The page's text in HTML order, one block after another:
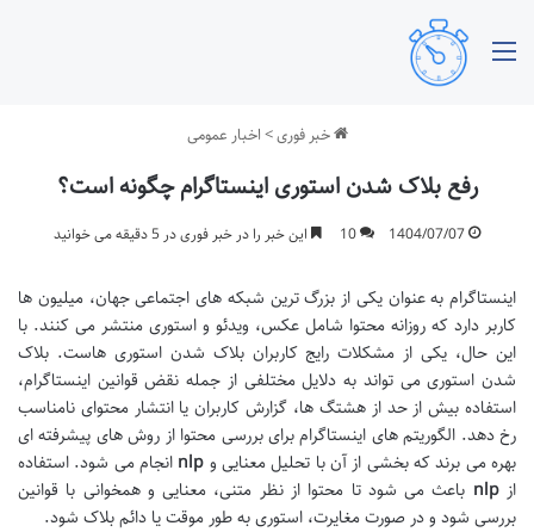
خبر فوری> اخبار عمومی
رفع بلاک شدن استوری اینستاگرام چگونه است؟
1404/07/07
10 این خبر را در خبر فوری در 5 دقیقه می خوانید
اینستاگرام به عنوان یکی از بزرگ ترین شبکه های اجتماعی جهان، میلیون ها
کاربر دارد که روزانه محتوا شامل عکس، ویدئو و استوری منتشر می کنند. با
این حال، یکی از مشکلات رایج کاربران بلاک شدن استوری هاست. بلاک
شدن استوری می تواند به دلایل مختلفی از جمله نقض قوانین اینستاگرام،
استفاده بیش از حد از هشتگ ها، گزارش کاربران یا انتشار محتوای نامناسب
رخ دهد. الگوریتم های اینستاگرام برای بررسی محتوا از روش های پیشرفته ای
بهره می برند که بخشی از آن با تحلیل معنایی و nlp انجام می شود. استفاده
ازnlp باعث می شود تا محتوا از نظر متنی، معنایی و همخوانی با قوانین
بررسی شود و در صورت مغایرت، استوری به طور موقت یا دائم بلاک شود.